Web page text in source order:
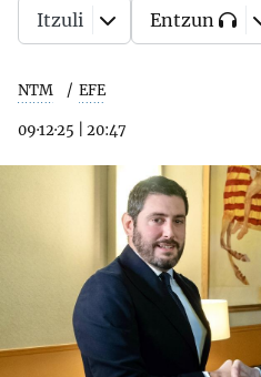
NTM EFE
09·12·25 20:47
Itzuli Entzun